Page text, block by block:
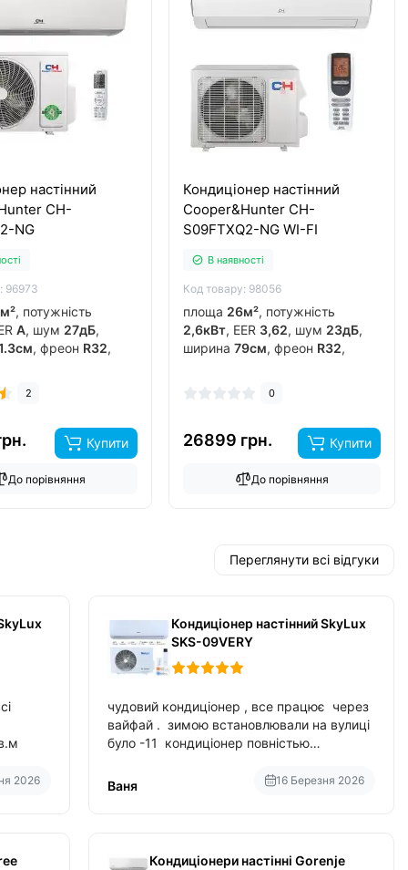
настінний
CH-
NG
96973
, потужність
А, шум 27дБ,
, фреон R32,
до
2
Купити
До порівняння
Кондиціонер настінний
Cooper&Hunter CH-
S09FTXQ2-NG WI-FI
В наявності
Код товару: 98056
площа 26м², потужність
2,6кВт, EER 3,62, шум 23дБ,
ширина79см, фреон R32,
0
26899 грн. Купити
До порівняння
Переглянути всі відгуки
2026
Кондиціонер настінний SkyLux
SKS-09VERY
чудовий кондиціонер , все працює через
вайфай . зимою встановлювали на вулиці
було -11 кондиціонер повністью
споживання приблизно 200-500 ват після
Ваня 16 Березня 2026
Кондиціонери настінні Gorenje